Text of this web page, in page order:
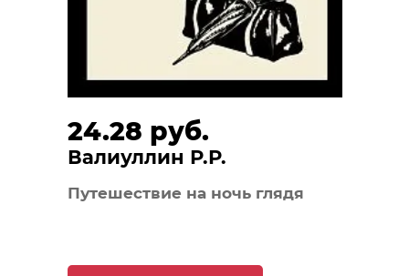
24.28 руб.
Валиуллин Р.Р.
Путешествие на ночь глядя